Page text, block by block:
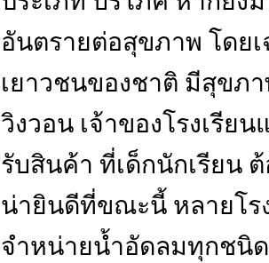
อันตรายต่อสุขภาพ โดย
เยาวชนของชาติ มีสุขภ
วิงวอน เจ้าของโรงเรีย
รับสินค้า ที่เด็กนักเรียน
น่ายินดีที่ขณะนี้ หลายโร
จำหน่ายน้ำอัดลมทุกชนิ